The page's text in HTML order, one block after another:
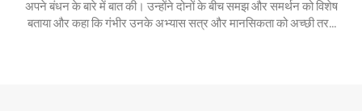
अपने बंधन के बारे में बात की। उन्होंने दोनों के बीच समझ और समर्थन को विशेष
बताया और कहा कि गंभीर उनके अभ्यास सत्र और मानसिकता को अच्छी तरह